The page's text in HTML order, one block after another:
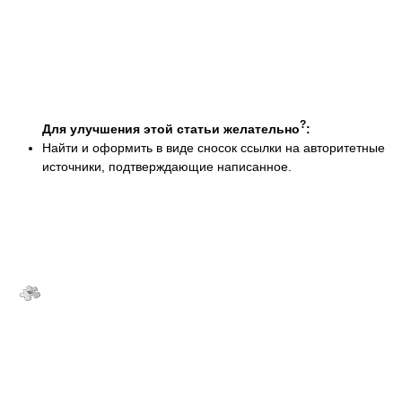
Для улучшения этой статьи желательно?:
Найти и оформить в виде сносок ссылки на авторитетные
источники, подтверждающие написанное.